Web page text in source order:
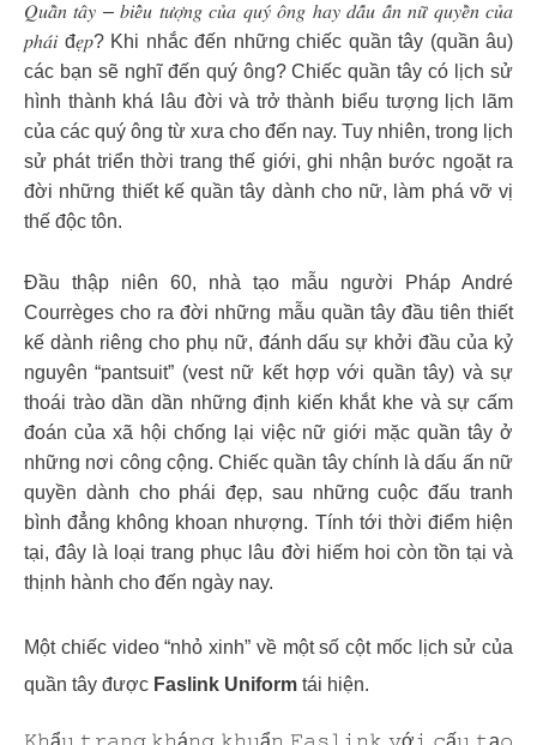
𝑄𝑢𝑎̂̀𝑛 𝑡𝑎̂𝑦 – 𝑏𝑖𝑒̂̉𝑢 𝑡𝑢̛𝑜̛̣𝑛𝑔 𝑐𝑢̉𝑎 𝑞𝑢𝑦́ 𝑜̂𝑛𝑔 ℎ𝑎𝑦 𝑑𝑎̂́𝑢 𝑎̂́𝑛 𝑛𝑢̛̃ 𝑞𝑢𝑦𝑒̂̀𝑛 𝑐𝑢̉𝑎
𝑝ℎ𝑎́𝑖 đ𝑒̣𝑝? Khi nhắc đến những chiếc quần tây (quần âu)
các bạn sẽ nghĩ đến quý ông? Chiếc quần tây có lịch sử
hình thành khá lâu đời và trở thành biểu tượng lịch lãm
của các quý ông từ xưa cho đến nay. Tuy nhiên, trong lịch
sử phát triển thời trang thế giới, ghi nhận bước ngoặt ra
đời những thiết kế quần tây dành cho nữ, làm phá vỡ vị
thế độc tôn.
Đầu thập niên 60, nhà tạo mẫu người Pháp André
Courrèges cho ra đời những mẫu quần tây đầu tiên thiết
kế dành riêng cho phụ nữ, đánh dấu sự khởi đầu của kỷ
nguyên “pantsuit” (vest nữ kết hợp với quần tây) và sự
thoái trào dần dần những định kiến khắt khe và sự cấm
đoán của xã hội chống lại việc nữ giới mặc quần tây ở
những nơi công cộng. Chiếc quần tây chính là dấu ấn nữ
quyền dành cho phái đẹp, sau những cuộc đấu tranh
bình đẳng không khoan nhượng. Tính tới thời điểm hiện
tại, đây là loại trang phục lâu đời hiếm hoi còn tồn tại và
thịnh hành cho đến ngày nay.
Một chiếc video “nhỏ xinh” về một số cột mốc lịch sử của
quần tây được Faslink Uniform tái hiện.
𝙺𝚑ẩ𝚞 𝚝𝚛𝚊𝚗𝚐 𝚔𝚑á𝚗𝚐 𝚔𝚑𝚞ẩ𝚗 𝙵𝚊𝚜𝚕𝚒𝚗𝚔 𝚟ớ𝚒 𝚌ấ𝚞 𝚝ạ𝚘